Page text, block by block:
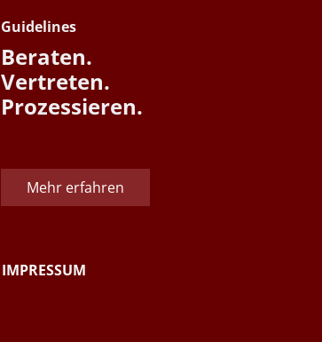
Guidelines
Beraten.
Vertreten.
Prozessieren.
Mehr erfahren
IMPRESSUM